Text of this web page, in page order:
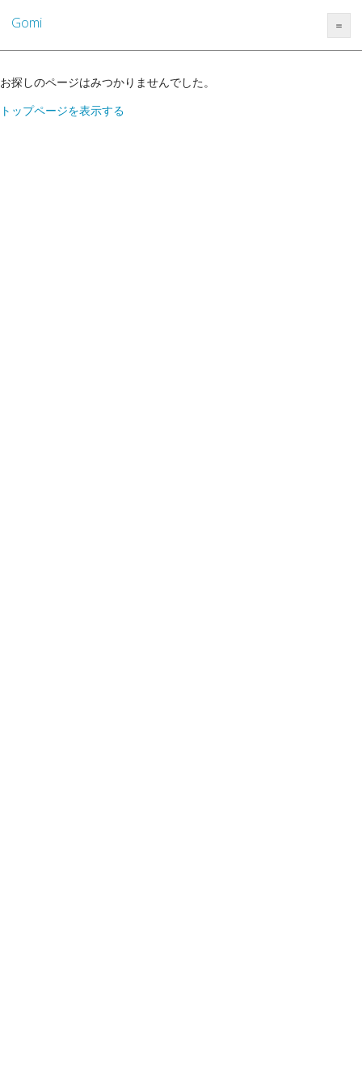
Gomi ＝
お探しのページはみつかりませんでした。
トップページを表示する